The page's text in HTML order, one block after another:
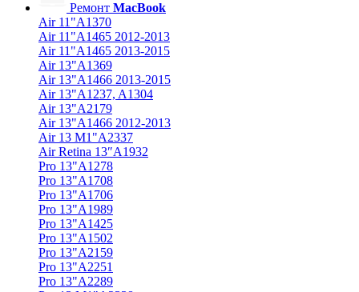
Ремонт MacBook
Air 11"A1370
Air 11"A1465 2012-2013
Air 11"A1465 2013-2015
Air 13"A1369
Air 13"A1466 2013-2015
Air 13"A1237, A1304
Air 13"A2179
Air 13"A1466 2012-2013
Air 13 M1"A2337
Air Retina 13″A1932
Pro 13"A1278
Pro 13"A1708
Pro 13"A1706
Pro 13"A1989
Pro 13"A1425
Pro 13"A1502
Pro 13"A2159
Pro 13"A2251
Pro 13"A2289